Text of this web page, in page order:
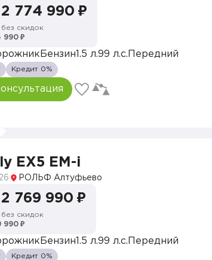
774 990 ₽
без скидок
990 ₽
Бензин 1.5 л.99 л.с. Передний
Кредит 0%
EX5 EM-i
РОЛЬФ Алтуфьево
769 990 ₽
без скидок
990 ₽
Бензин 1.5 л.99 л.с. Передний
Кредит 0%